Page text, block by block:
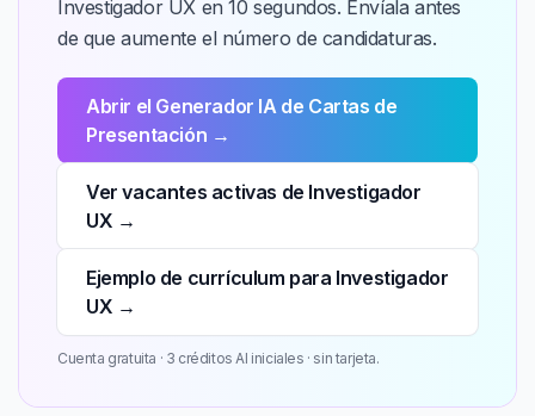
Investigador UX en 10 segundos. Envíala antes
de que aumente el número de candidaturas.
Abrir el Generador IA de Cartas de
Presentación →
Ver vacantes activas de Investigador
UX →
Ejemplo de currículum para Investigador
UX →
Cuenta gratuita · 3 créditos AI iniciales · sin tarjeta.